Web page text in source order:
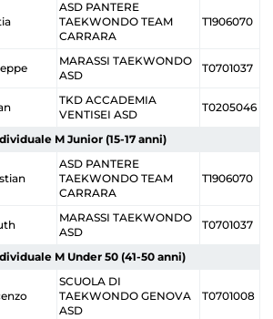
ASD PANTERE
TAEKWONDO TEAM
CARRARA
T1906070
MARASSI TAEKWONDO
ASD
T0701037
TKD ACCADEMIA
VENTISEI ASD
T0205046
M Junior (15-17 anni)
ASD PANTERE
TAEKWONDO TEAM
CARRARA
T1906070
MARASSI TAEKWONDO
ASD
T0701037
M Under 50 (41-50 anni)
SCUOLA DI
TAEKWONDO GENOVA
ASD
T0701008